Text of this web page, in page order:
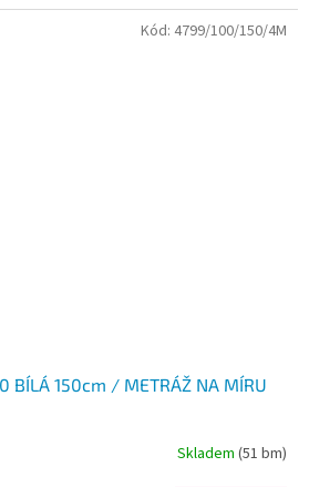
BÍLÁ 150cm / METRÁŽ NA MÍRU
Skladem (51 bm)
Kód: 4799/100/150/4M